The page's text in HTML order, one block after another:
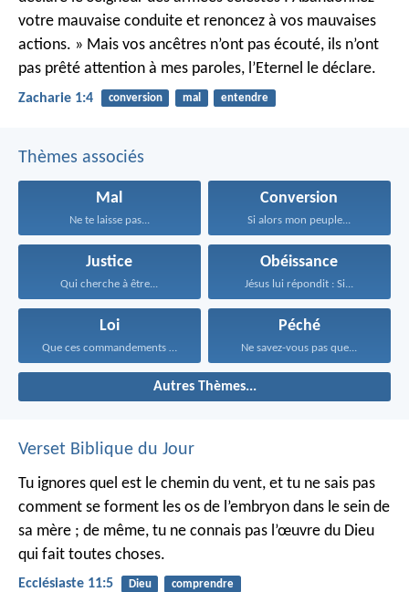
votre mauvaise conduite et renoncez à vos mauvaises
actions. » Mais vos ancêtres n’ont pas écouté, ils n’ont
pas prêté attention à mes paroles, l’Eternel le déclare.
Zacharie 1:4 conversion mal entendre
Thèmes associés
Mal
Ne te laisse pas...
Conversion
Si alors mon peuple...
Justice
Qui cherche à être...
Obéissance
Jésus lui répondit : Si...
Loi
Que ces commandements que...
Péché
Ne savez-vous pas que...
Autres Thèmes...
Verset Biblique du Jour
Tu ignores quel est le chemin du vent, et tu ne sais pas
comment se forment les os de l’embryon dans le sein de
sa mère ; de même, tu ne connais pas l’œuvre du Dieu
qui fait toutes choses.
Ecclésiaste 11:5 Dieu comprendre